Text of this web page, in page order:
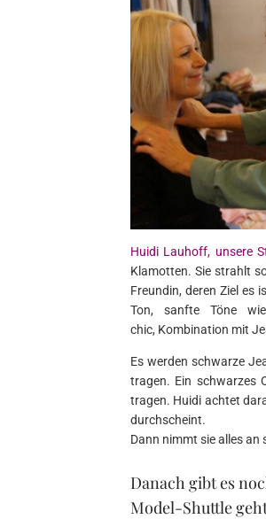
Huidi Lauhoff, unsere
Klamotten. Sie strahlt
Freundin, deren Ziel es
Ton, sanfte Töne
chic, Kombination mit
Es werden schwarze
tragen. Ein schwarzes
tragen. Huidi achtet
durchscheint.
Dann nimmt sie alles an
Danach gibt es
Model-Shuttle